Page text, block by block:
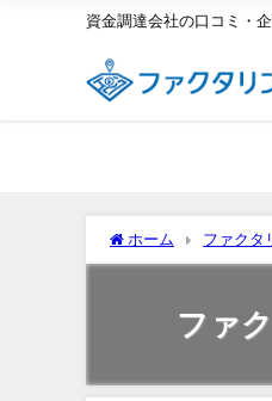
資金調達会社の口コミ・
ホーム ファクタ
ファ